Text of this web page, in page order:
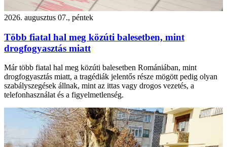
2026. augusztus 07., péntek
Több fiatal hal meg közúti balesetben, mint
drogfogyasztás miatt
Már több fiatal hal meg közúti balesetben Romániában, mint
drogfogyasztás miatt, a tragédiák jelentős része mögött pedig olyan
szabályszegések állnak, mint az ittas vagy drogos vezetés, a
telefonhasználat és a figyelmetlenség.